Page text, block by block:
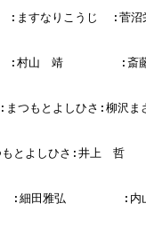
すなりこうじ  :菅沼
:村山　靖        :斎
つもとよしひさ:柳沢ま
よしひさ:井上　哲
:細田雅弘        :内